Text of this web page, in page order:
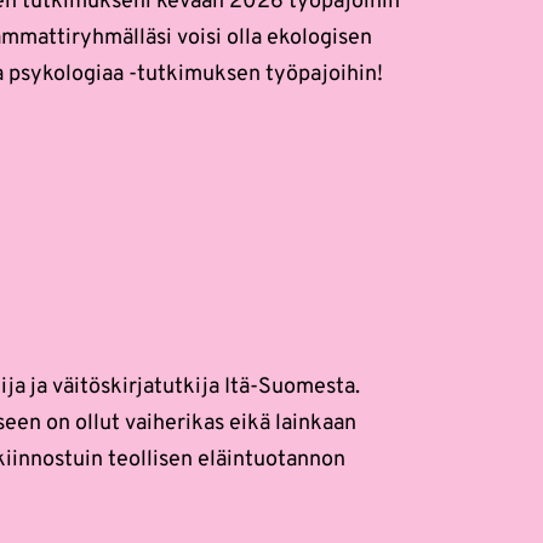
voisi olla ekologisen
psykologiaa -tutkimuksen työpajoihin!
ja väitöskirjatutkija Itä-Suomesta.
on ollut vaiherikas eikä lainkaan
teollisen eläintuotannon